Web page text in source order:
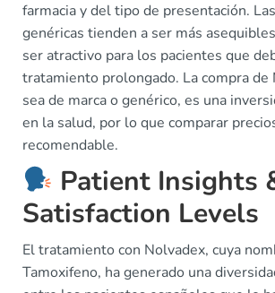
farmacia y del tipo de presentación.
genéricas tienden a ser más
ser atractivo para los pacientes que
tratamiento prolongado. La compra de
sea de marca o genérico, es una
en la salud, por lo que comparar
recomendable.
Patient Insights
Satisfaction Levels
El tratamiento con Nolvadex, cuya
Tamoxifeno, ha generado una